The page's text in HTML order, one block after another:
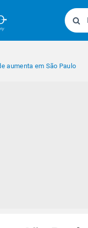
aumenta em São Paulo